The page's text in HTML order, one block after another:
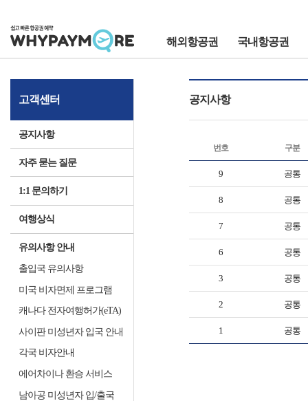
해외항공권 국내항공권
고객센터
공지사항
자주 묻는 질문
1:1 문의하기
여행상식
유의사항 안내
출입국 유의사항
미국 비자면제 프로그램
캐나다 전자여행허가(eTA)
사이판 미성년자 입국 안내
각국 비자안내
에어차이나 환승 서비스
남아공 미성년자 입/출국
공지사항
번호 구분
9 공통
8 공통
7 공통
6 공통
3 공통
2 공통
1 공통